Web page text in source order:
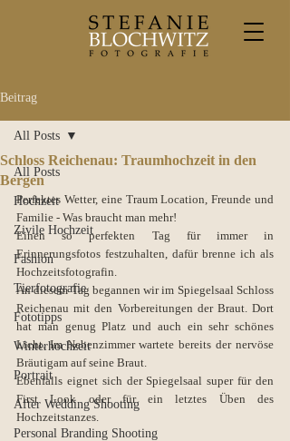
Beitrag
All Posts
Hochzeit
Zivile Hochzeit
Fashion
Tierfotografie
Fototipps
Winterhochzeit
Portrait
After Wedding Shooting
Personal Branding Shooting
All Posts
Schloss Reichenau: Traumhochzeit in den
Bergen
Perfektes Wetter, eine Traum Location, Freunde und
Familie - Was braucht man mehr!
Einen so perfekten Tag für immer in
Erinnerungsfotos festzuhalten, dafür brenne ich als
Hochzeitsfotografin.
An diesem Tag begannen wir im Spiegelsaal Schloss
Reichenau mit den Vorbereitungen der Braut. Dort
hat man genug Platz und auch ein sehr schönes
Licht. Im Nebenzimmer wartete bereits der nervöse
Bräutigam auf seine Braut.
Ebenfalls eignet sich der Spiegelsaal super für den
First Look oder für ein letztes Üben des
Hochzeitstanzes.